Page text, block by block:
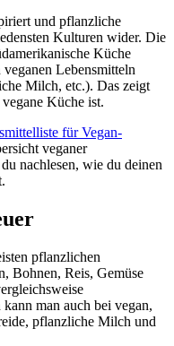
und pflanzliche
Kulturen wider. Die
Küche
Lebensmitteln
Milch, etc.). Das zeigt
Küche ist.
für Vegan-
veganer
nachlesen, wie du deinen
pflanzlichen
Bohnen, Reis, Gemüse
man auch bei vegan,
pflanzliche Milch und